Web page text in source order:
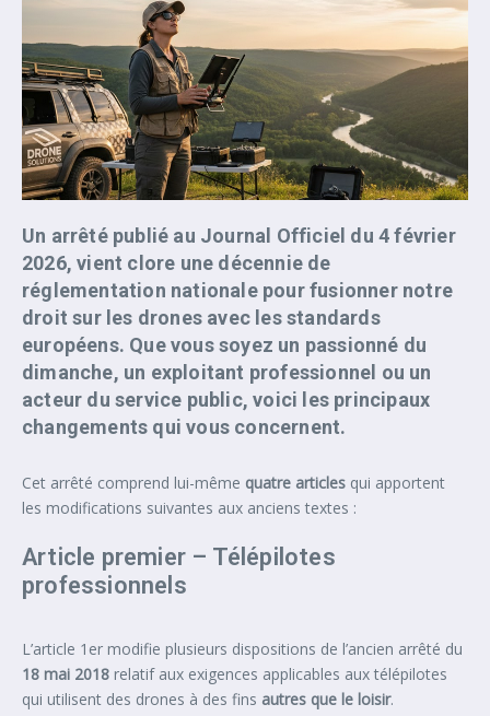
Un arrêté publié au Journal Officiel du 4 février
2026, vient clore une décennie de
réglementation nationale pour fusionner notre
droit sur les drones avec les standards
européens. Que vous soyez un passionné du
dimanche, un exploitant professionnel ou un
acteur du service public, voici les principaux
changements qui vous concernent.
Cet arrêté comprend lui-même quatre articles qui apportent
les modifications suivantes aux anciens textes :
Article premier – Télépilotes
professionnels
L’article 1er modifie plusieurs dispositions de l’ancien arrêté du
18 mai 2018 relatif aux exigences applicables aux télépilotes
qui utilisent des drones à des fins autres que le loisir.